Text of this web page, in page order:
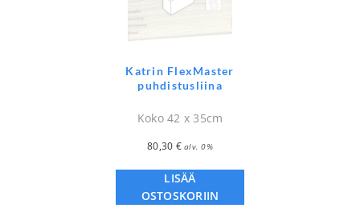
Katrin FlexMaster
puhdistusliina
Koko 42 x 35cm
80,30 € alv. 0%
LISÄÄ
OSTOSKORIIN